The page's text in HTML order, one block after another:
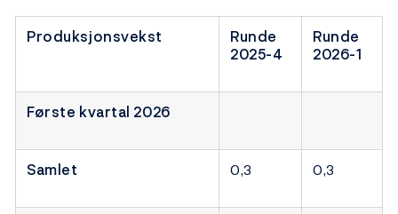
Produksjonsvekst
Runde
2025-4
Runde
2026-1
Første kvartal 2026
Samlet 0,3 0,3